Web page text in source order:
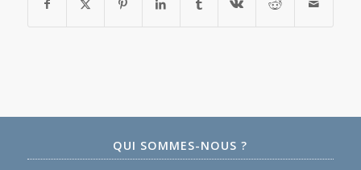
QUI SOMMES-NOUS ?